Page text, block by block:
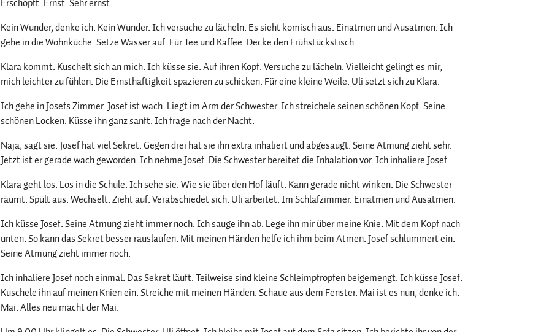
Erschöpft. Ernst. Sehr ernst.
Kein Wunder, denke ich. Kein Wunder. Ich versuche zu lächeln. Es sieht komisch aus. Einatmen und Ausatmen. Ich
gehe in die Wohnküche. Setze Wasser auf. Für Tee und Kaffee. Decke den Frühstückstisch.
Klara kommt. Kuschelt sich an mich. Ich küsse sie. Auf ihren Kopf. Versuche zu lächeln. Vielleicht gelingt es mir,
mich leichter zu fühlen. Die Ernsthaftigkeit spazieren zu schicken. Für eine kleine Weile. Uli setzt sich zu Klara.
Ich gehe in Josefs Zimmer. Josef ist wach. Liegt im Arm der Schwester. Ich streichele seinen schönen Kopf. Seine
schönen Locken. Küsse ihn ganz sanft. Ich frage nach der Nacht.
Naja, sagt sie. Josef hat viel Sekret. Gegen drei hat sie ihn extra inhaliert und abgesaugt. Seine Atmung zieht sehr.
Jetzt ist er gerade wach geworden. Ich nehme Josef. Die Schwester bereitet die Inhalation vor. Ich inhaliere Josef.
Klara geht los. Los in die Schule. Ich sehe sie. Wie sie über den Hof läuft. Kann gerade nicht winken. Die Schwester
räumt. Spült aus. Wechselt. Zieht auf. Verabschiedet sich. Uli arbeitet. Im Schlafzimmer. Einatmen und Ausatmen.
Ich küsse Josef. Seine Atmung zieht immer noch. Ich sauge ihn ab. Lege ihn mir über meine Knie. Mit dem Kopf nach
unten. So kann das Sekret besser rauslaufen. Mit meinen Händen helfe ich ihm beim Atmen. Josef schlummert ein.
Seine Atmung zieht immer noch.
Ich inhaliere Josef noch einmal. Das Sekret läuft. Teilweise sind kleine Schleimpfropfen beigemengt. Ich küsse Josef.
Kuschele ihn auf meinen Knien ein. Streiche mit meinen Händen. Schaue aus dem Fenster. Mai ist es nun, denke ich.
Mai. Alles neu macht der Mai.